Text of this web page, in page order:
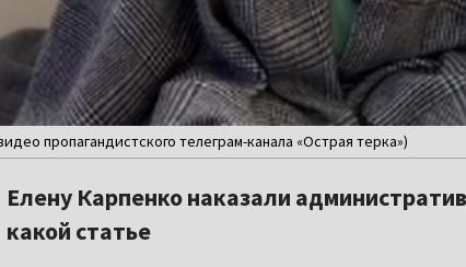
пропагандистского телеграм-канала «Острая терка»)
Елену Карпенко наказали
какой статье